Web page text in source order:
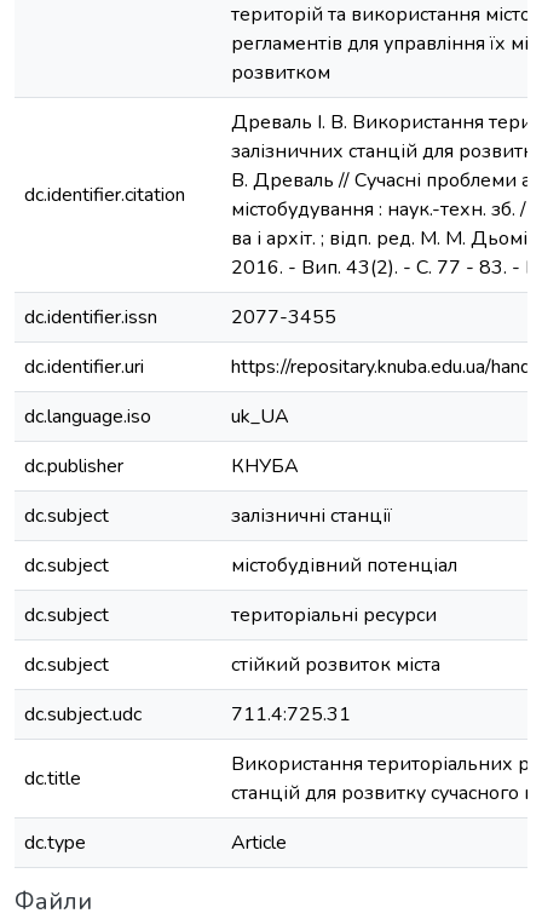
територій та використання
регламентів для управління їх
розвитком
dc.identifier.citation
Древаль І. В. Використання
залізничних станцій для розвитку
В. Древаль // Сучасні проблеми
містобудування : наук.-техн. зб. /
ва і архіт. ; відп. ред. М. М.
2016. - Вип. 43(2). - С. 77 - 83. -
dc.identifier.issn
2077-3455
dc.identifier.uri
https://repositary.knuba.edu.ua/
dc.language.iso
uk_UA
dc.publisher
КНУБА
dc.subject
залізничні станції
dc.subject
містобудівний потенціал
dc.subject
територіальні ресурси
dc.subject
стійкий розвиток міста
dc.subject.udc
711.4:725.31
dc.title
Використання територіальних
станцій для розвитку сучасного
dc.type
Article
Файли